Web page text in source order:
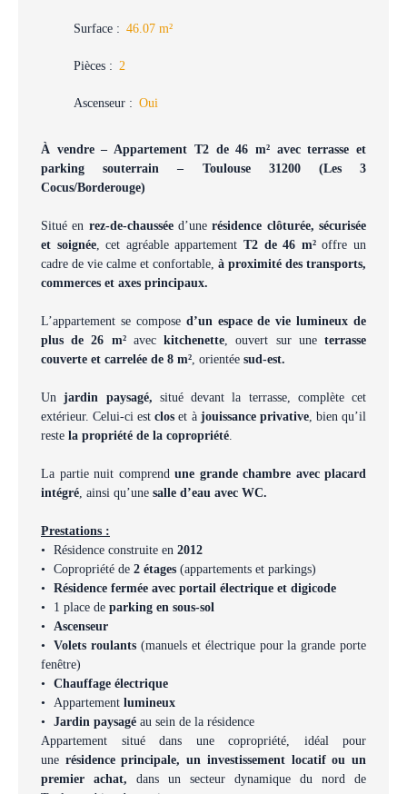
Surface : 46.07 m²
Pièces : 2
Ascenseur : Oui
À vendre – Appartement T2 de 46 m² avec terrasse et
parking souterrain – Toulouse 31200 (Les 3
Cocus/Borderouge)
Situé en rez-de-chausséed’unerésidence clôturée, sécurisée
et soignée, cet agréable appartementT2 de 46 m²offre un
cadre de vie calme et confortable, à proximité des transports,
commerces et axes principaux.
L’appartement se compose d’un espace de vie lumineux de
plus de 26 m²aveckitchenette , ouvert sur uneterrasse
couverte et carrelée de 8 m² , orientée sud-est.
Unjardin paysagé, situé devant la terrasse, complète cet
extérieur. Celui-ci estclos et à jouissance privative, bien qu’il
reste la propriété de la copropriété
La partie nuit comprend une grande chambre avec placard
intégré , ainsi qu’une salle d’eau avec WC.
Prestations :
Résidence construite en2012
Copropriété de2 étages (appartements et parkings)
Résidence fermée avec portail électrique et digicode
1 place deparking en sous-sol
Ascenseur
Volets roulants (manuels et électrique pour la grande porte
fenêtre)
Chauffage électrique
Appartementlumineux
Jardin paysagé au sein de la résidence
Appartement situé dans une copropriété, idéal pour
une résidence principale, un investissement locatif ou un
premier achat, dans un secteur dynamique du nord de